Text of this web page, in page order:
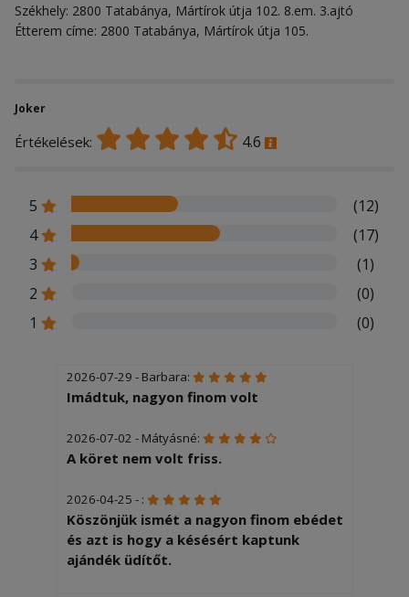
Székhely: 2800 Tatabánya, Mártírok útja 102. 8.em. 3.ajtó
Étterem címe: 2800 Tatabánya, Mártírok útja 105.
Joker
Értékelések: 4.6
5
(12)
4
(17)
3
(1)
2
(0)
1
(0)
2026-07-29 - Barbara:
Imádtuk, nagyon finom volt
2026-07-02 - Mátyásné:
A köret nem volt friss.
2026-04-25 - :
Köszönjük ismét a nagyon finom ebédet
és azt is hogy a késésért kaptunk
ajándék üdítőt.